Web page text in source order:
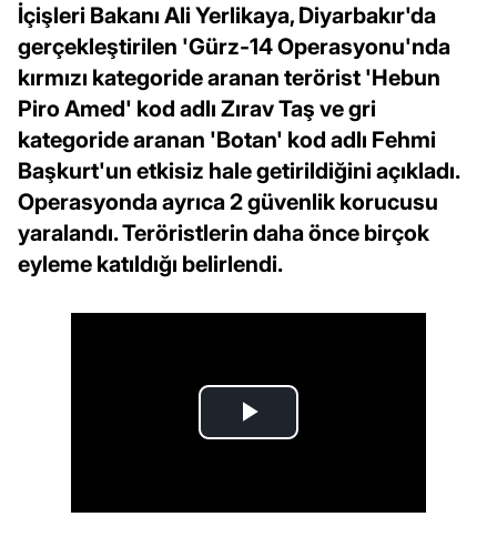
İçişleri Bakanı Ali Yerlikaya, Diyarbakır'da
gerçekleştirilen 'Gürz-14 Operasyonu'nda
kırmızı kategoride aranan terörist 'Hebun
Piro Amed' kod adlı Zırav Taş ve gri
kategoride aranan 'Botan' kod adlı Fehmi
Başkurt'un etkisiz hale getirildiğini açıkladı.
Operasyonda ayrıca 2 güvenlik korucusu
yaralandı. Teröristlerin daha önce birçok
eyleme katıldığı belirlendi.